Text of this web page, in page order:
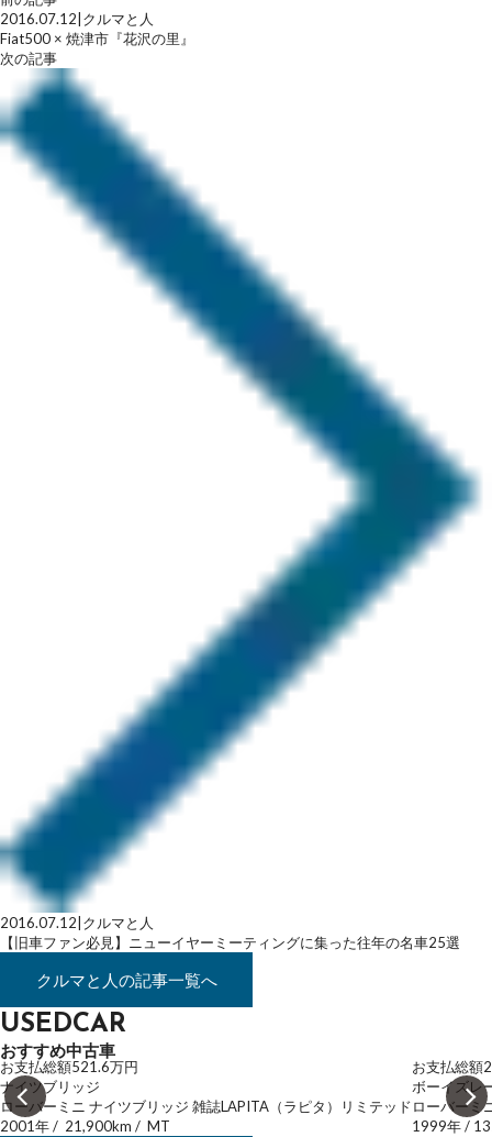
2016.07.12 クルマと人
Fiat500 × 焼津市『花沢の里』
次の記事
2016.07.12 クルマと人
【旧車ファン必見】ニューイヤーミーティングに集った往年の名車25選
クルマと人の記事一覧へ
USEDCAR
おすすめ中古車
お支払総額521.6万円
ナイツブリッジ
ローバーミニ ナイツブリッジ 雑誌LAPITA（ラピタ）リミテッド
2001年/ 21,900km / MT
お支払総額
ボーイズレ
ローバーミ
1999年/